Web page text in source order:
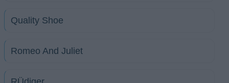
Quality Shoe
Romeo And Juliet